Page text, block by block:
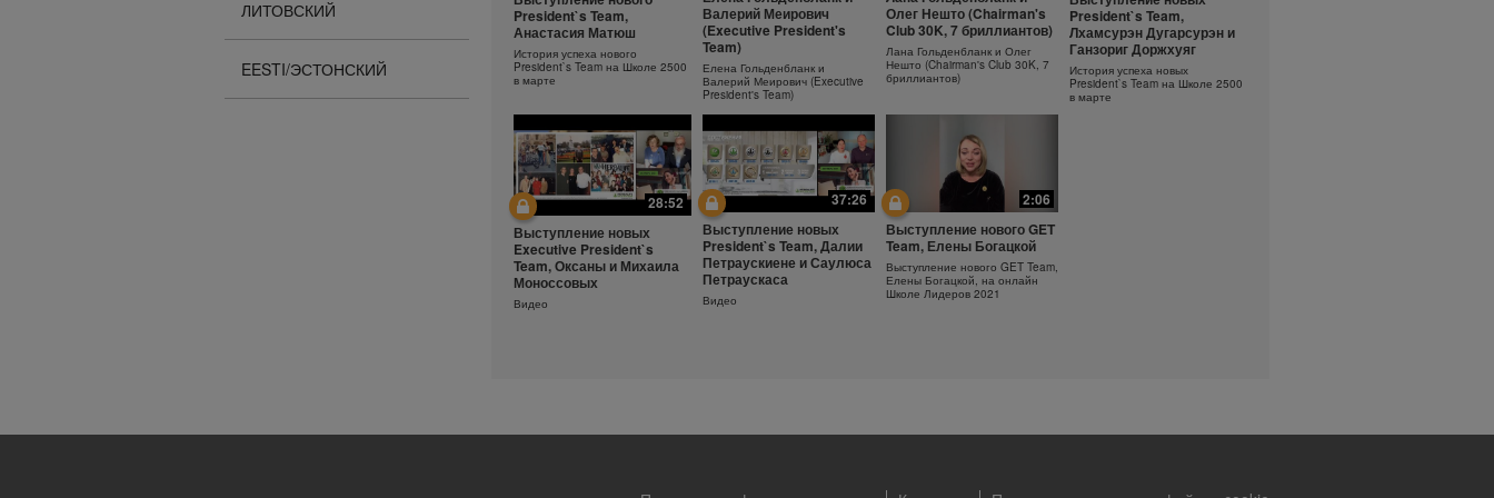
ЛИТОВСКИЙ
EESTI/ЭСТОНСКИЙ
Защита от солнца.
Важность SPF-фактора
Защищающий крем с SPF30
Herbalife SKIN
Ежедневный
увлажняющий крем
Узнайте больше об уходе за
кожей!
Как поддерживать
молодость кожи?
Антивозрастная сыворотка
Herbalife SKIN
Основы очищения кожи
Узнайте больше об уходе за
кожей!
President`s Team,
Анастасия Матюш
История успеха нового
President`s Team на Школе 2500
в марте
Валерий Меирович
(Executive President's
Team)
Елена Гольденбланк и
Валерий Меирович (Executive
President's Team)
Олег Нешто (Chairman's
Club 30K, 7 бриллиантов)
Лана Гольденбланк и Олег
Нешто (Chairman's Club 30K, 7
бриллиантов)
President`s Team,
Лхамсурэн Дугарсурэн и
Ганзориг Доржхуяг
История успеха новых
President`s Team на Школе 2500
в марте
28:52
Выступление новых
Executive President`s
Team, Оксаны и Михаила
Моноссовых
Видео
37:26
Выступление новых
President`s Team, Далии
Петраускиене и Саулюса
Петраускаса
Видео
2:06
Выступление нового GET
Team, Елены Богацкой
Выступление нового GET Team,
Елены Богацкой, на онлайн
Школе Лидеров 2021